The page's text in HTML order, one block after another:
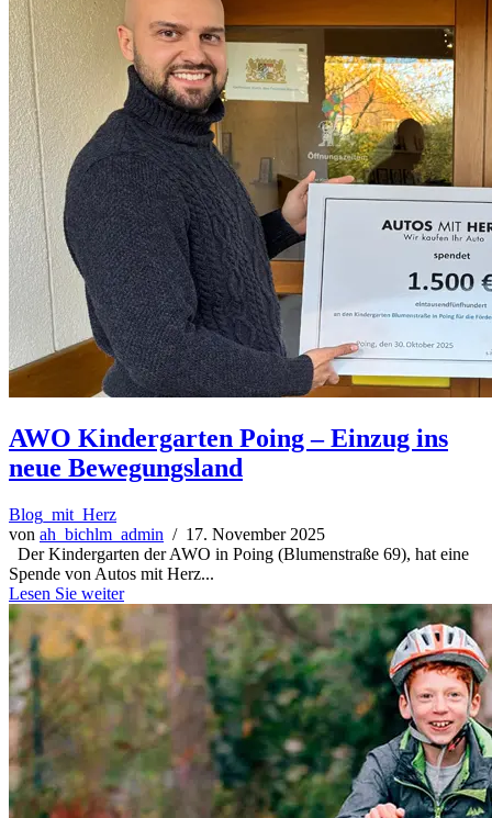
AWO Kindergarten Poing – Einzug ins
neue Bewegungsland
Blog_mit_Herz
von ah_bichlm_admin / 17. November 2025
Der Kindergarten der AWO in Poing (Blumenstraße 69), hat eine
Spende von Autos mit Herz...
Lesen Sie weiter